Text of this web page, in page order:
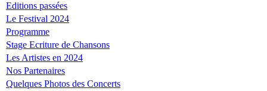
Editions passées
Le Festival 2024
Programme
Stage Ecriture de Chansons
Les Artistes en 2024
Nos Partenaires
Quelques Photos des Concerts